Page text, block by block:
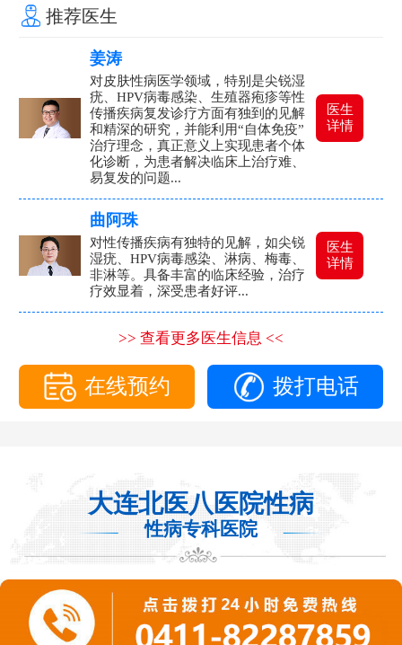
推荐医生
姜涛
对皮肤性病医学领域，特别是尖锐湿
疣、HPV病毒感染、生殖器疱疹等性
传播疾病复发诊疗方面有独到的见解
和精深的研究，并能利用“自体免疫”
治疗理念，真正意义上实现患者个体
化诊断，为患者解决临床上治疗难、
易复发的问题...
医生
详情
曲阿珠
对性传播疾病有独特的见解，如尖锐
湿疣、HPV病毒感染、淋病、梅毒、
非淋等。具备丰富的临床经验，治疗
疗效显着，深受患者好评...
医生
详情
>> 查看更多医生信息 <<
在线预约 拨打电话
大连北医八医院性病
性病专科医院